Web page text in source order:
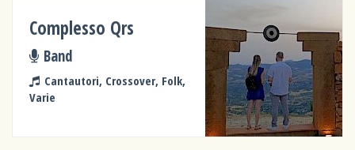
Complesso Qrs
Band
Cantautori, Crossover, Folk,
Varie